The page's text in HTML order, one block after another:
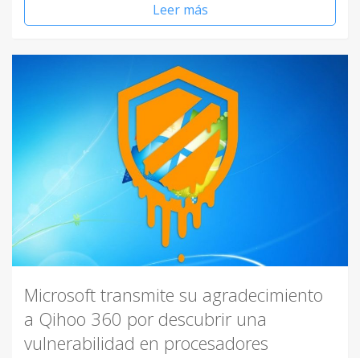
Leer más
Microsoft transmite su agradecimiento
a Qihoo 360 por descubrir una
vulnerabilidad en procesadores